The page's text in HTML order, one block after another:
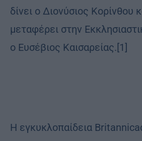
δίνει ο Διονύσιος Κορίνθου
μεταφέρει στην
ο Ευσέβιος Καισαρείας.[1]
Η εγκυκλοπαίδεια